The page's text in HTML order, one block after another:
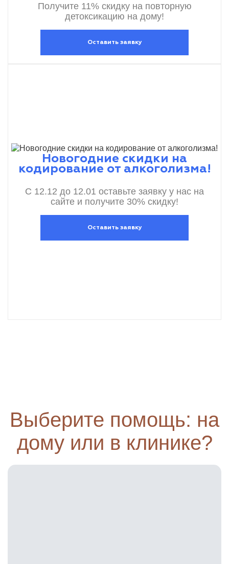
Получите 11% скидку на повторную
детоксикацию на дому!
Оставить заявку
Новогодние скидки на
кодирование от алкоголизма!
С 12.12 до 12.01 оставьте заявку у нас на
сайте и получите 30% скидку!
Оставить заявку
Выберите помощь: на
дому или в клинике?